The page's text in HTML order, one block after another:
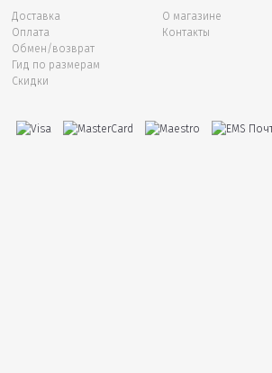
Доставка
Оплата
Обмен/возврат
Гид по размерам
Скидки
О магазине
Контакты